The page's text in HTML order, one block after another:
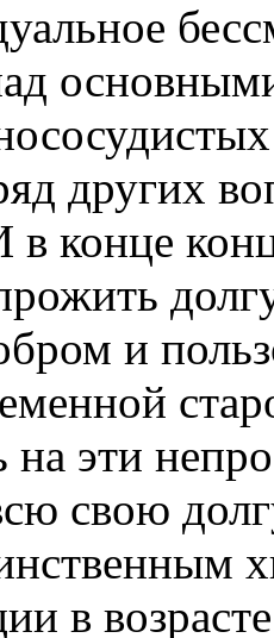
других
в конце
и
на эти
свою
в